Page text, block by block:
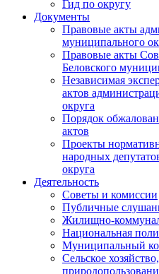
Гид по округу
Документы
Правовые акты
муниципального
Правовые акты
Беловского
Независимая
актов
округа
Порядок
актов
Проекты
народных
округа
Деятельность
Советы и комиссии
Публичные
Жилищно-
Национальная
Муниципальный
Сельское